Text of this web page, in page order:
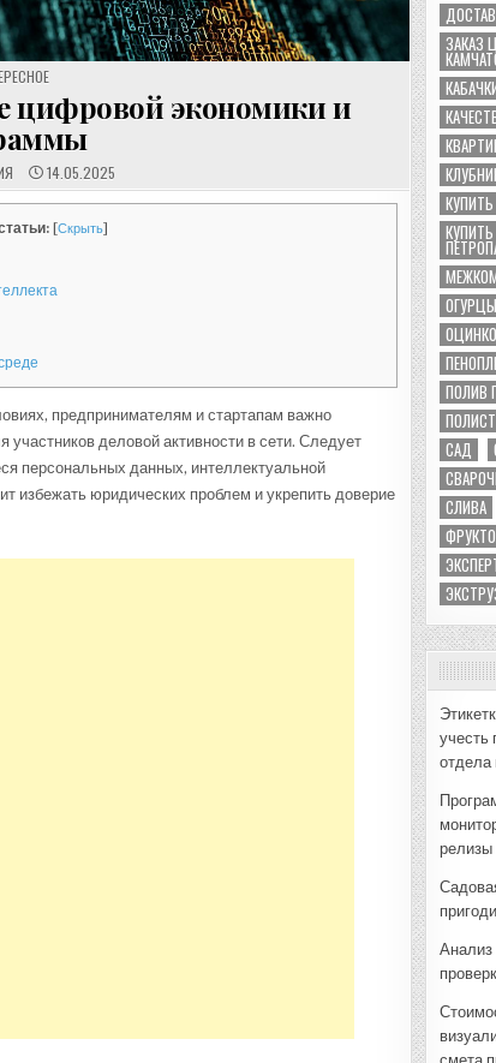
цифровой экономики и
14.05.2025
[Скрыть]
предпринимателям и стартапам важно
участников деловой активности в сети. Следует
персональных данных, интеллектуальной
избежать юридических проблем и укрепить доверие
ЗАКАЗ
КУПИТЬ
ПОЛИВ
САД
СЛИВА
учесть
отдела
релизы
Анализ